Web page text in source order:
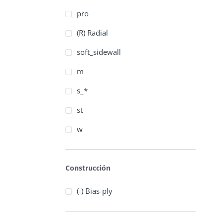
pro
(R) Radial
soft_sidewall
m
s_*
st
w
Construcción
(-) Bias-ply